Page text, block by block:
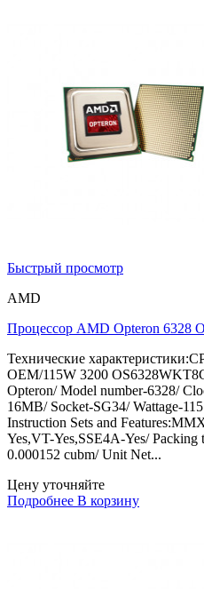
Быстрый просмотр
AMD
Процессор AMD Opteron 6328
Технические
OEM/115W 3200
Opteron/ Model number-6328/
16MB/ Socket-SG34/ Wattage-
Instruction Sets and
Yes,VT-Yes,SSE4A-Yes/
0.000152 cubm/ Unit Net...
Цену уточняйте
Подробнее В корзину